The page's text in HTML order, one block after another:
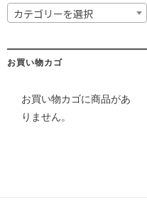
カテゴリーを選択
お買い物カゴ
お買い物カゴに商品があ
りません。